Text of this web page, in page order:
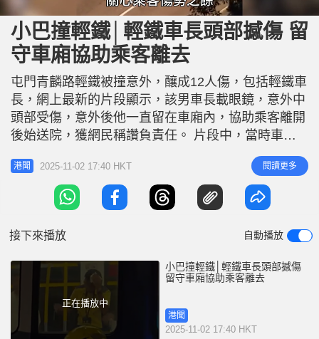
n
m
u
t
L
o
a
d
e
:
1
0
.
0
0
%
小巴撞輕鐵│輕鐵車長頭部撼傷 留
守車廂協助乘客離去
屯門青麟路輕鐵被撞意外，釀成12人傷，包括輕鐵車
長，網上最新的片段顯示，該男車長載眼鏡，意外中
頭部受傷，意外後他一直留在車廂內，協助乘客離開
後始送院，獲網民稱讚負責任。 片段中，當時車廂
內還有其他乘客，該車長按住受傷的額頭，留守崗
位，其間有乘客似對着他說話，未幾一名消防員爬上
車廂。而小巴上的司機亦仍在車內，消防似在詢問他
情況。據悉，該車長姓何（34歲），任輕鐵車長約10
港聞 2025-11-02 17:40 HKT 閱讀更多
接下來播放 自動播放
正在播放中
小巴撞輕鐵│輕鐵車長頭部撼傷
留守車廂協助乘客離去
港聞
2025-11-02 17:40 HKT